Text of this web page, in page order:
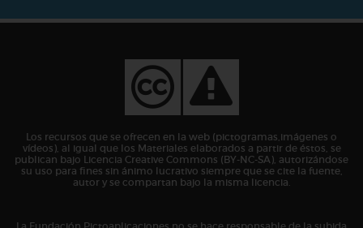
Los recursos que se ofrecen en la web (pictogramas,imágenes o
vídeos), al igual que los Materiales elaborados a partir de éstos, se
publican bajo Licencia Creative Commons (BY-NC-SA), autorizándose
su uso para fines sin ánimo lucrativo siempre que se cite la fuente,
autor y se compartan bajo la misma licencia.